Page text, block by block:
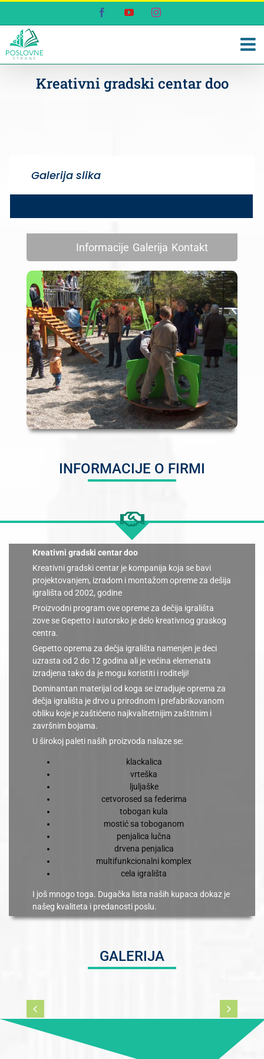
content
FacebookYouTubeInstagram
Kreativni gradski centar doo
Galerija slika
Informacije Galerija Kontakt
INFORMACIJE O FIRMI
Kreativni gradski centar doo
Kreativni gradski centar je kompanija koja se bavi
projektovanjem, izradom i montažom opreme za dešija
igrališta od 2002, godine
Proizvodni program ove opreme za dečija igrališta
zove se Gepetto i autorsko je delo kreativnog graskog
centra.
Gepetto oprema za dečja igrališta namenjen je deci
uzrasta od 2 do 12 godina ali je većina elemenata
izradjena tako da je mogu koristiti i roditelji!
Dominantan materijal od koga se izradjuje oprema za
dečja igrališta je drvo u prirodnom i prefabrikovanom
obliku koje je zaštićeno najkvalitetnijim zaštitnim i
završnim bojama.
U širokoj paleti naših proizvoda nalaze se:
klackalica
vrteška
ljuljaške
cetvorosed sa federima
tobogan kula
mostić sa toboganom
penjalica lučna
drvena penjalica
multifunkcionalni komplex
cela igrališta
I još mnogo toga. Dugačka lista naših kupaca dokaz je
našeg kvaliteta i predanosti poslu.
GALERIJA